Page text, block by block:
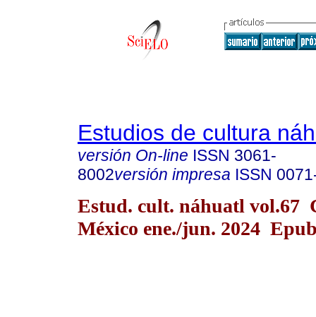
Estudios de cultura
versión On-line ISSN 3061-
8002versión impresa ISSN
Estud. cult. náhuatl vol.67
México ene./jun. 2024